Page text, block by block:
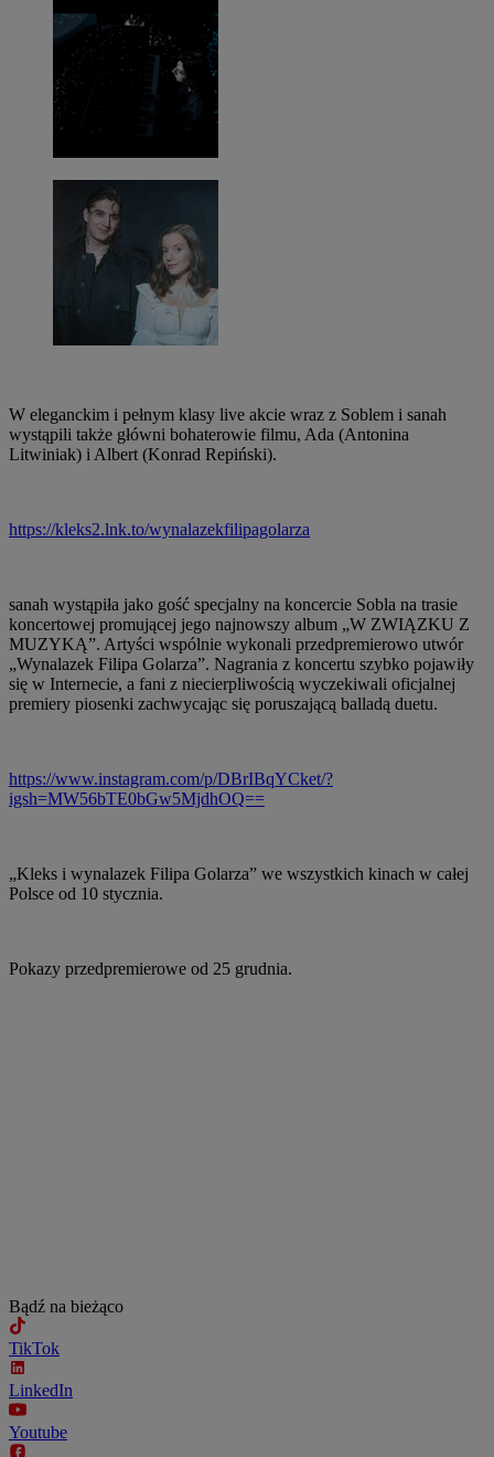
W eleganckim i pełnym klasy live akcie wraz z Soblem i sanah
wystąpili także główni bohaterowie filmu, Ada (Antonina
Litwiniak) i Albert (Konrad Repiński).
https://kleks2.lnk.to/wynalazekfilipagolarza
sanah wystąpiła jako gość specjalny na koncercie Sobla na trasie
koncertowej promującej jego najnowszy album „W ZWIĄZKU Z
MUZYKĄ”. Artyści wspólnie wykonali przedpremierowo utwór
„Wynalazek Filipa Golarza”. Nagrania z koncertu szybko pojawiły
się w Internecie, a fani z niecierpliwością wyczekiwali oficjalnej
premiery piosenki zachwycając się poruszającą balladą duetu.
https://www.instagram.com/p/DBrIBqYCket/?
igsh=MW56bTE0bGw5MjdhOQ==
„Kleks i wynalazek Filipa Golarza” we wszystkich kinach w całej
Polsce od 10 stycznia.
Pokazy przedpremierowe od 25 grudnia.
Bądź na bieżąco
TikTok
LinkedIn
Youtube